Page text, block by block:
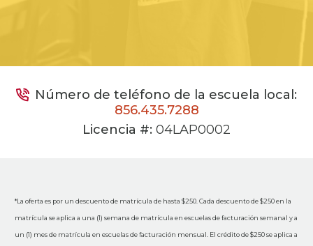
Número de teléfono de la escuela local:
856.435.7288
Licencia #: 04LAP0002
*La oferta es por un descuento de matrícula de hasta $250. Cada descuento de $250 en la
matrícula se aplica a una (1) semana de matrícula en escuelas de facturación semanal y a
un (1) mes de matrícula en escuelas de facturación mensual. El crédito de $250 se aplica a